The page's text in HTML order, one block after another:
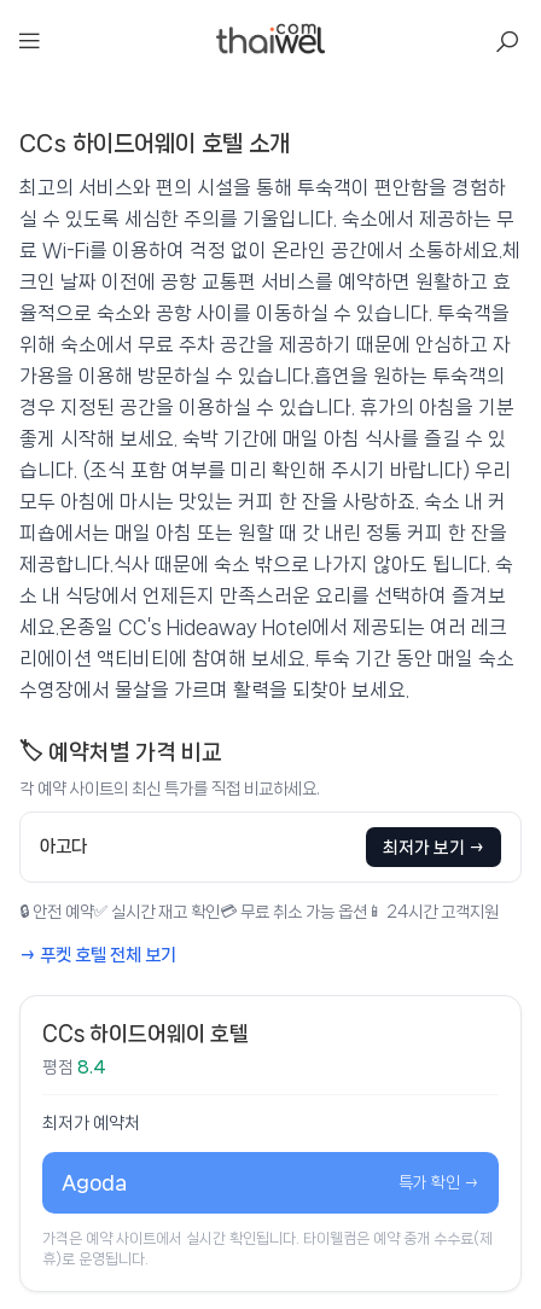
CCs 하이드어웨이 호텔
📍 푸켓★★★★ ⭐ 8.4
💰 최저가 확인 · 예약하기
CCs 하이드어웨이 호텔 소개
최고의 서비스와 편의 시설을 통해 투숙객이 편안함을 경험하
실 수 있도록 세심한 주의를 기울입니다. 숙소에서 제공하는 무
료 Wi-Fi를 이용하여 걱정 없이 온라인 공간에서 소통하세요.체
크인 날짜 이전에 공항 교통편 서비스를 예약하면 원활하고 효
율적으로 숙소와 공항 사이를 이동하실 수 있습니다. 투숙객을
위해 숙소에서 무료 주차 공간을 제공하기 때문에 안심하고 자
가용을 이용해 방문하실 수 있습니다.흡연을 원하는 투숙객의
경우 지정된 공간을 이용하실 수 있습니다. 휴가의 아침을 기분
좋게 시작해 보세요. 숙박 기간에 매일 아침 식사를 즐길 수 있
습니다. (조식 포함 여부를 미리 확인해 주시기 바랍니다) 우리
모두 아침에 마시는 맛있는 커피 한 잔을 사랑하죠. 숙소 내 커
피숍에서는 매일 아침 또는 원할 때 갓 내린 정통 커피 한 잔을
제공합니다.식사 때문에 숙소 밖으로 나가지 않아도 됩니다. 숙
소 내 식당에서 언제든지 만족스러운 요리를 선택하여 즐겨보
세요.온종일 CC’s Hideaway Hotel에서 제공되는 여러 레크
리에이션 액티비티에 참여해 보세요. 투숙 기간 동안 매일 숙소
수영장에서 물살을 가르며 활력을 되찾아 보세요.
🏷️ 예약처별 가격 비교
각 예약 사이트의 최신 특가를 직접 비교하세요.
아고다 최저가 보기 →
🔒 안전 예약✅ 실시간 재고 확인 💳 무료 취소 가능 옵션 📱 24시간 고객지원
→ 푸켓 호텔 전체 보기
CCs 하이드어웨이 호텔
평점 8.4
최저가 예약처
Agoda 특가 확인 →
가격은 예약 사이트에서 실시간 확인됩니다. 타이웰컴은 예약 중개 수수료(제
휴)로 운영됩니다.